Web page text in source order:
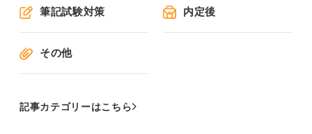
筆記試験対策 内定後
その他
記事カテゴリーはこちら